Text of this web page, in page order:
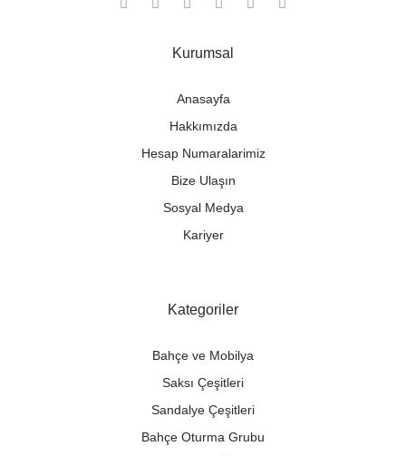
Kurumsal
Anasayfa
Hakkımızda
Hesap Numaralarimiz
Bize Ulaşın
Sosyal Medya
Kariyer
Kategoriler
Bahçe ve Mobilya
Saksı Çeşitleri
Sandalye Çeşitleri
Bahçe Oturma Grubu